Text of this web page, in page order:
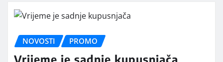
NOVOSTI PROMO
Vrijeme je sadnje kupusnjača